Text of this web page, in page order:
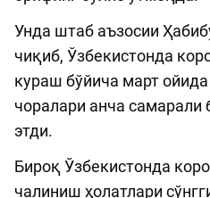
Унда штаб аъзосии
чиқиб, Ўзбекистонда
кураш бўйича март
чоралари анча самарали
этди.
Бироқ Ўзбекистонда
чалиниш ҳолатлари